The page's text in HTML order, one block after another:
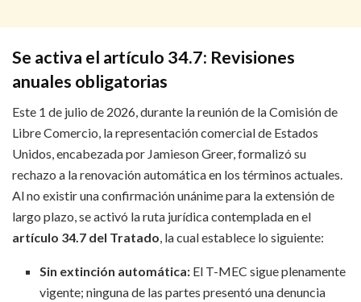
Se activa el artículo 34.7: Revisiones
anuales obligatorias
Este 1 de julio de 2026, durante la reunión de la Comisión de
Libre Comercio, la representación comercial de Estados
Unidos, encabezada por Jamieson Greer, formalizó su
rechazo a la renovación automática en los términos actuales.
Al no existir una confirmación unánime para la extensión de
largo plazo, se activó la ruta jurídica contemplada en el
artículo 34.7 del Tratado, la cual establece lo siguiente:
Sin extinción automática: El T-MEC sigue plenamente
vigente; ninguna de las partes presentó una denuncia